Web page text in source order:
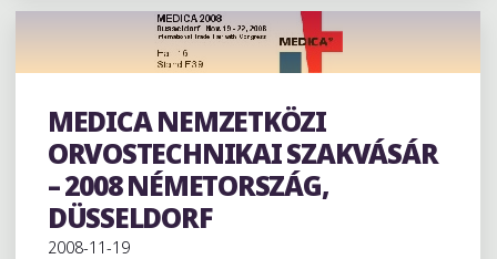
ÉPÍTŐIPARI
SZAKKIÁLLÍTÁS,
KOLOZSVÁR"
Kiállítás
MEDICA NEMZETKÖZI
ORVOSTECHNIKAI SZAKVÁSÁR
– 2008 NÉMETORSZÁG,
DÜSSELDORF
2008-11-19